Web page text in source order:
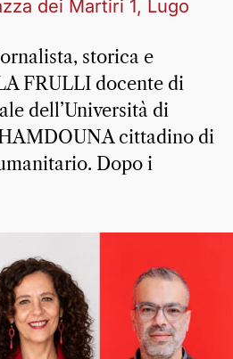
dei Martiri 1, Lugo
storica e
FRULLI docente di
dell’Università di
cittadino di
Dopo i